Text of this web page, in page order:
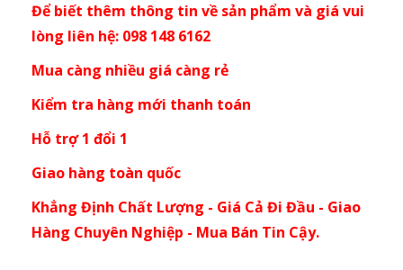
Để biết thêm thông tin về sản phẩm và giá vui
lòng liên hệ: 098 148 6162
Mua càng nhiều giá càng rẻ
Kiểm tra hàng mới thanh toán
Hỗ trợ 1 đổi 1
Giao hàng toàn quốc
Khẳng Định Chất Lượng - Giá Cả Đi Đầu - Giao
Hàng Chuyên Nghiệp - Mua Bán Tin Cậy.